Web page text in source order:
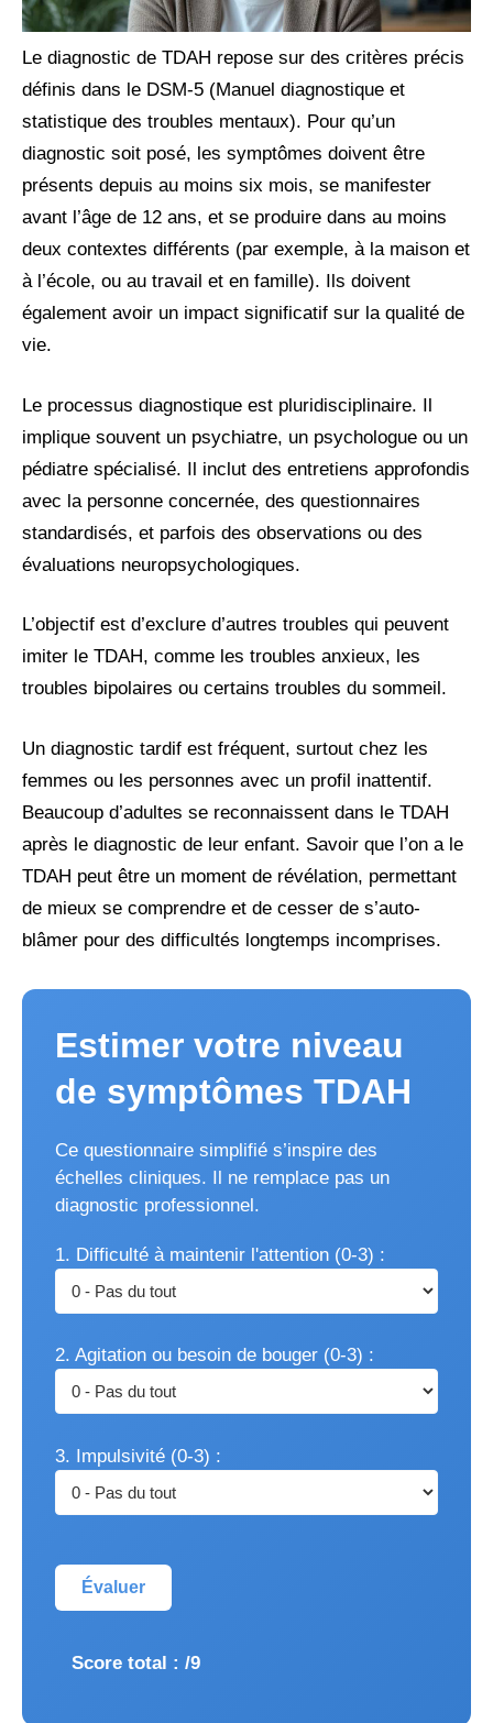
Le diagnostic de TDAH repose sur des critères précis
définis dans le DSM-5 (Manuel diagnostique et
statistique des troubles mentaux). Pour qu’un
diagnostic soit posé, les symptômes doivent être
présents depuis au moins six mois, se manifester
avant l’âge de 12 ans, et se produire dans au moins
deux contextes différents (par exemple, à la maison et
à l’école, ou au travail et en famille). Ils doivent
également avoir un impact significatif sur la qualité de
vie.
Le processus diagnostique est pluridisciplinaire. Il
implique souvent un psychiatre, un psychologue ou un
pédiatre spécialisé. Il inclut des entretiens approfondis
avec la personne concernée, des questionnaires
standardisés, et parfois des observations ou des
évaluations neuropsychologiques.
L’objectif est d’exclure d’autres troubles qui peuvent
imiter le TDAH, comme les troubles anxieux, les
troubles bipolaires ou certains troubles du sommeil.
Un diagnostic tardif est fréquent, surtout chez les
femmes ou les personnes avec un profil inattentif.
Beaucoup d’adultes se reconnaissent dans le TDAH
après le diagnostic de leur enfant. Savoir que l’on a le
TDAH peut être un moment de révélation, permettant
de mieux se comprendre et de cesser de s’auto-
blâmer pour des difficultés longtemps incomprises.
Estimer votre niveau
de symptômes TDAH
Ce questionnaire simplifié s’inspire des
échelles cliniques. Il ne remplace pas un
diagnostic professionnel.
1. Difficulté à maintenir l'attention (0-3) :
2. Agitation ou besoin de bouger (0-3) :
3. Impulsivité (0-3) :
Évaluer
Score total : /9